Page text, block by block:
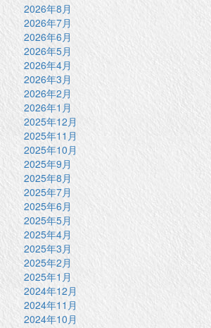
2026年8月
2026年7月
2026年6月
2026年5月
2026年4月
2026年3月
2026年2月
2026年1月
2025年12月
2025年11月
2025年10月
2025年9月
2025年8月
2025年7月
2025年6月
2025年5月
2025年4月
2025年3月
2025年2月
2025年1月
2024年12月
2024年11月
2024年10月